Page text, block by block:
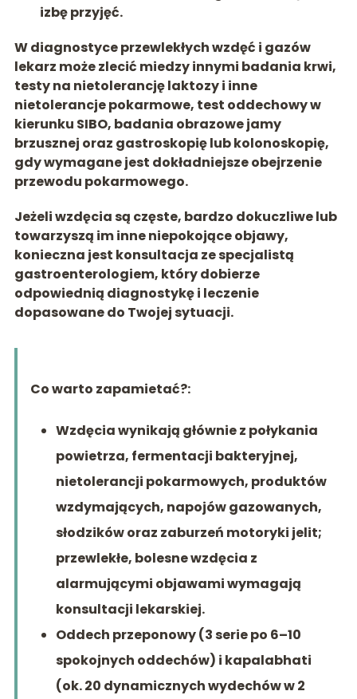
izbę przyjęć.
W diagnostyce przewlekłych wzdęć i gazów
lekarz może zlecić miedzy innymi badania krwi,
testy na nietolerancję laktozy i inne
nietolerancje pokarmowe, test oddechowy w
kierunku SIBO, badania obrazowe jamy
brzusznej oraz gastroskopię lub kolonoskopię,
gdy wymagane jest dokładniejsze obejrzenie
przewodu pokarmowego.
Jeżeli wzdęcia są częste, bardzo dokuczliwe lub
towarzyszą im inne niepokojące objawy,
konieczna jest konsultacja ze specjalistą
gastroenterologiem, który dobierze
odpowiednią diagnostykę i leczenie
dopasowane do Twojej sytuacji.
Co warto zapamietać?:
Wzdęcia wynikają głównie z połykania
powietrza, fermentacji bakteryjnej,
nietolerancji pokarmowych, produktów
wzdymających, napojów gazowanych,
słodzików oraz zaburzeń motoryki jelit;
przewlekłe, bolesne wzdęcia z
alarmującymi objawami wymagają
konsultacji lekarskiej.
Oddech przeponowy (3 serie po 6–10
spokojnych oddechów) i kapalabhati
(ok. 20 dynamicznych wydechów w 2